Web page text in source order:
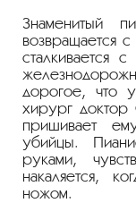
Знаменитый
возвращается
сталкивается
дорогое, что
хирург
пришивает
убийцы.
руками,
накаляется,
ножом.